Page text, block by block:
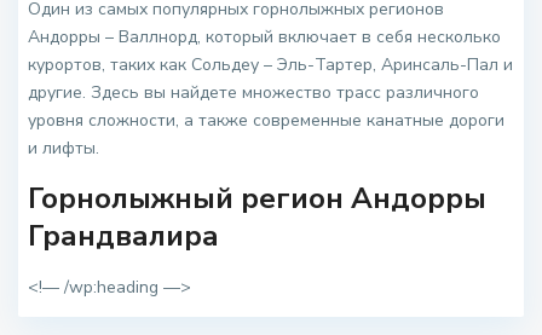
Один из самых популярных горнолыжных регионов
Андорры – Валлнорд, который включает в себя несколько
курортов, таких как Сольдеу – Эль-Тартер, Аринсаль-Пал и
другие. Здесь вы найдете множество трасс различного
уровня сложности, а также современные канатные дороги
и лифты.
Горнолыжный регион Андорры
Грандвалира
<!— /wp:heading —>